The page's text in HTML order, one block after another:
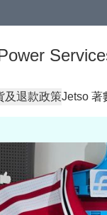
及退款政策Jetso 著